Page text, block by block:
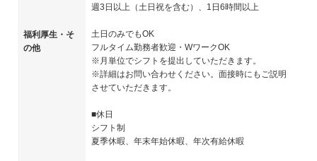
福利厚生・そ
の他
週3日以上（土日祝を含む）、1日6時間以上
土日のみでもOK
フルタイム勤務者歓迎・WワークOK
※月単位でシフトを提出していただきます。
※詳細はお問い合わせください。面接時にもご説明
させていただきます。
■休日
シフト制
夏季休暇、年末年始休暇、年次有給休暇